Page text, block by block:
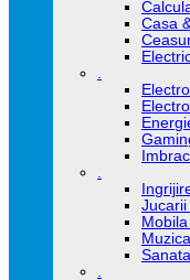
Casa
.
.
Jucarii
.